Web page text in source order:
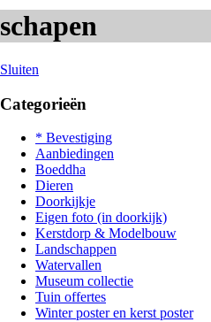
schapen
Sluiten
Categorieën
* Bevestiging
Aanbiedingen
Boeddha
Dieren
Doorkijkje
Eigen foto (in doorkijk)
Kerstdorp & Modelbouw
Landschappen
Watervallen
Museum collectie
Tuin offertes
Winter poster en kerst poster